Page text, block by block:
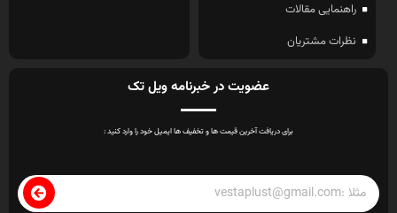
راهنمایی مقالات
نظرات مشتریان
عضویت در خبرنامه ویل تک
برای دریافت آخرین قیمت ها و تخفیف ها ایمیل خود را وارد کنید :